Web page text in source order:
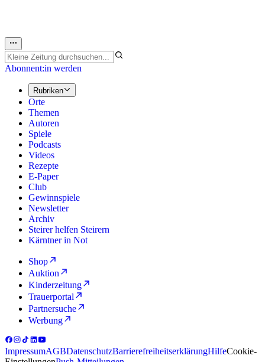
Abonnent:in werden
Rubriken
Orte
Themen
Autoren
Spiele
Podcasts
Videos
Rezepte
E-Paper
Club
Gewinnspiele
Newsletter
Archiv
Steirer helfen Steirern
Kärntner in Not
Shop
Auktion
Kinderzeitung
Trauerportal
Partnersuche
Werbung
ImpressumAGBDatenschutzBarrierefreiheitserklärungHilfeCookie-